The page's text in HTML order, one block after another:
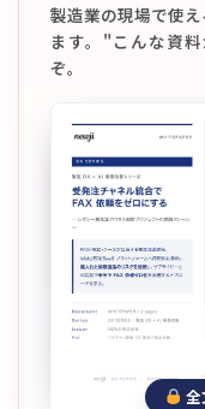
製造業の現場で使
ます。"こんな資
ぞ。